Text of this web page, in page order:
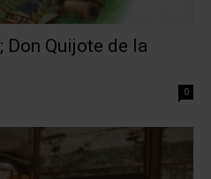
Don Quijote de la
0